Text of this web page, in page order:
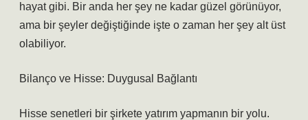
hayat gibi. Bir anda her şey ne kadar güzel görünüyor,
ama bir şeyler değiştiğinde işte o zaman her şey alt üst
olabiliyor.
Bilanço ve Hisse: Duygusal Bağlantı
Hisse senetleri bir şirkete yatırım yapmanın bir yolu.